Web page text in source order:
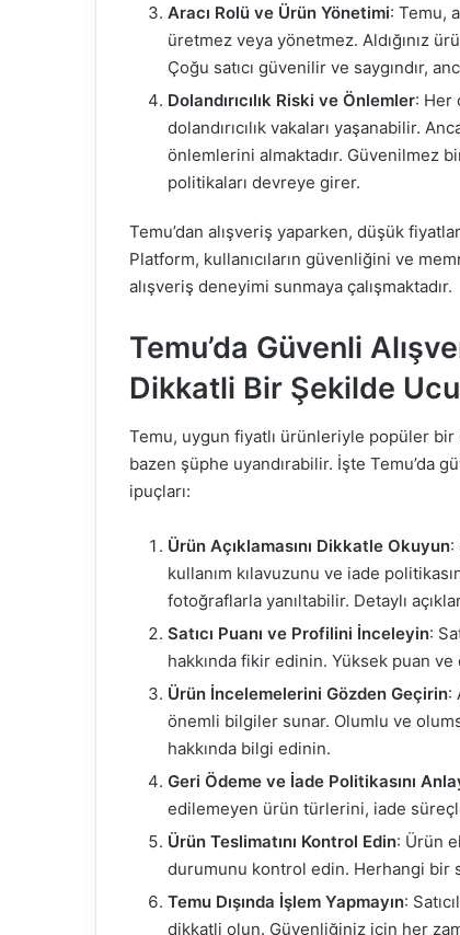
Aracı Rolü ve Ürün Yönetimi: Temu,
üretmez veya yönetmez. Aldığınız
Çoğu satıcı güvenilir ve saygındır,
Dolandırıcılık Riski ve Önlemler: Her
dolandırıcılık vakaları yaşanabilir.
önlemlerini almaktadır. Güvenilmez
politikaları devreye girer.
Temu’dan alışveriş yaparken, düşük
Platform, kullanıcıların güvenliğini ve
alışveriş deneyimi sunmaya çalışmaktadır.
Temu’da Güvenli
Dikkatli Bir Şekilde
Temu, uygun fiyatlı ürünleriyle popüler
bazen şüphe uyandırabilir. İşte Temu’da
ipuçları:
Ürün Açıklamasını Dikkatle Okuyun:
kullanım kılavuzunu ve iade
fotoğraflarla yanıltabilir. Detaylı
Satıcı Puanı ve Profilini İnceleyin:
hakkında fikir edinin. Yüksek puan
Ürün İncelemelerini Gözden Geçirin:
önemli bilgiler sunar. Olumlu ve
hakkında bilgi edinin.
Geri Ödeme ve İade Politikasını
edilemeyen ürün türlerini, iade
Ürün Teslimatını Kontrol Edin: Ürün
durumunu kontrol edin. Herhangi bir
Temu Dışında İşlem Yapmayın:
dikkatli olun. Güvenliğiniz için her